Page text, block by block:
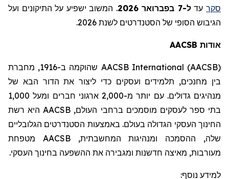
סקרעדל-7 בפברואר 2026 . המשוב ישפיע על התיקונים ועל
הגיבוש הסופי של הסטנדרטים לשנת 2026.
אודות AACSB
AACSB International (AACSB) שהוקמה ב-1916,
מחברת
בין מחנכים, תלמידים ועסקים כדי ליצור את הדור הבא של
מנהיגים גדולים. עם יותר מ-2,000 ארגוני חברים ומעל 1,000
בתי ספר לעסקים מוסמכים ברחבי העולם, AACSBהיא רשת
החינוך העסקי הגדולה בעולם. באמצעות הסטנדרטים הגלובליים
שלה, ההסמכה ומנהיגות המחשבתית,AACSB מטפחת
מעורבות, מאיצה חדשנות ומגבירה את ההשפעה בחינוך העסקי.
למידע נוסף: